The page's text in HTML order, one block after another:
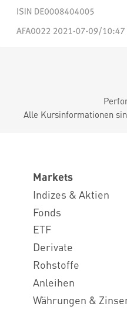
Alle Kursinformationen
Markets
Indizes & Aktien
Fonds
ETF
Derivate
Rohstoffe
Anleihen
Währungen &